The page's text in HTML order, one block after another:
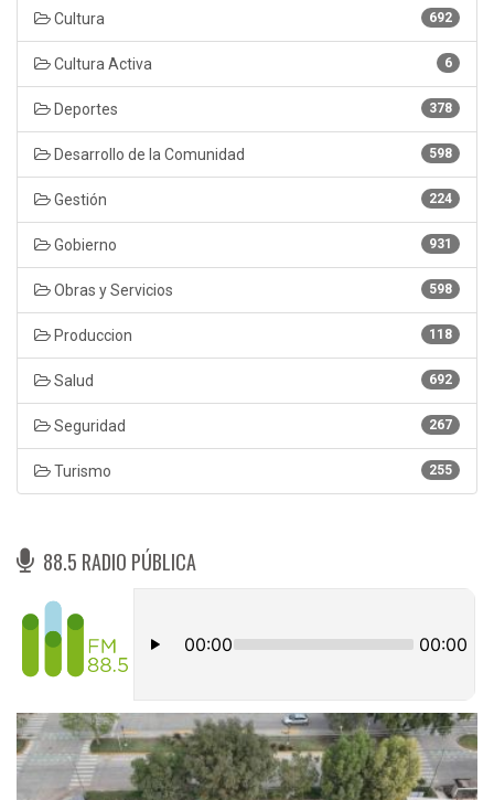
692
Cultura
6
Cultura Activa
378
Deportes
598
Desarrollo de la Comunidad
224
Gestión
931
Gobierno
598
Obras y Servicios
118
Produccion
692
Salud
267
Seguridad
255
Turismo
88.5 RADIO PÚBLICA